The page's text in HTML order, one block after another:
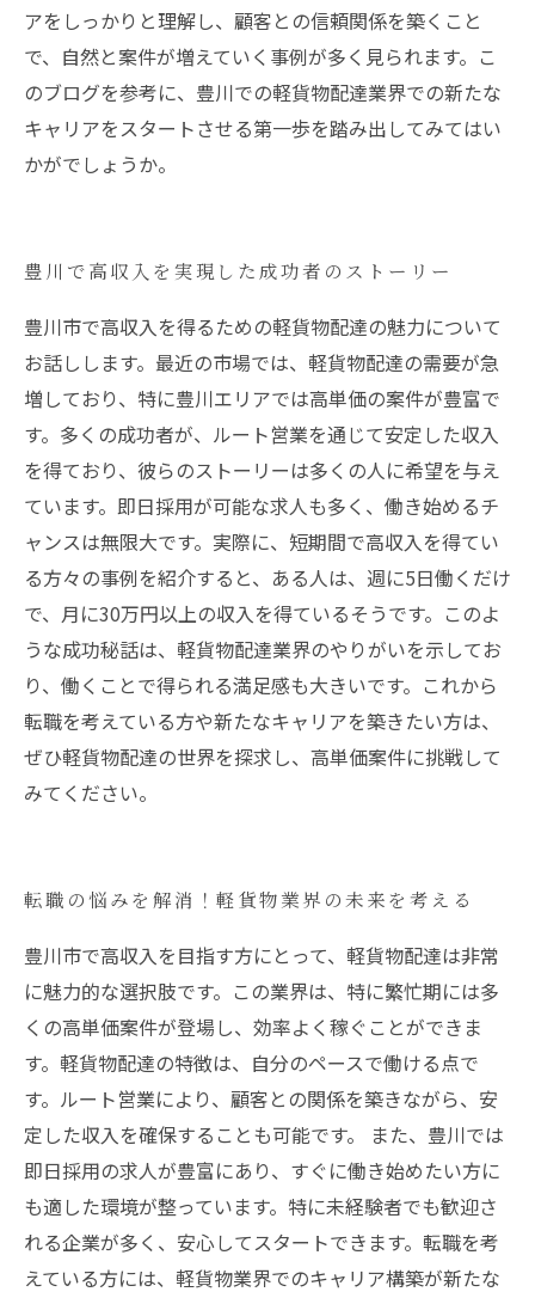
アをしっかりと理解し、顧客との信頼関係を築くこと
で、自然と案件が増えていく事例が多く見られます。こ
のブログを参考に、豊川での軽貨物配達業界での新たな
キャリアをスタートさせる第一歩を踏み出してみてはい
かがでしょうか。
豊川で高収入を実現した成功者のストーリー
豊川市で高収入を得るための軽貨物配達の魅力について
お話しします。最近の市場では、軽貨物配達の需要が急
増しており、特に豊川エリアでは高単価の案件が豊富で
す。多くの成功者が、ルート営業を通じて安定した収入
を得ており、彼らのストーリーは多くの人に希望を与え
ています。即日採用が可能な求人も多く、働き始めるチ
ャンスは無限大です。実際に、短期間で高収入を得てい
る方々の事例を紹介すると、ある人は、週に5日働くだけ
で、月に30万円以上の収入を得ているそうです。このよ
うな成功秘話は、軽貨物配達業界のやりがいを示してお
り、働くことで得られる満足感も大きいです。これから
転職を考えている方や新たなキャリアを築きたい方は、
ぜひ軽貨物配達の世界を探求し、高単価案件に挑戦して
みてください。
転職の悩みを解消！軽貨物業界の未来を考える
豊川市で高収入を目指す方にとって、軽貨物配達は非常
に魅力的な選択肢です。この業界は、特に繁忙期には多
くの高単価案件が登場し、効率よく稼ぐことができま
す。軽貨物配達の特徴は、自分のペースで働ける点で
す。ルート営業により、顧客との関係を築きながら、安
定した収入を確保することも可能です。 また、豊川では
即日採用の求人が豊富にあり、すぐに働き始めたい方に
も適した環境が整っています。特に未経験者でも歓迎さ
れる企業が多く、安心してスタートできます。転職を考
えている方には、軽貨物業界でのキャリア構築が新たな